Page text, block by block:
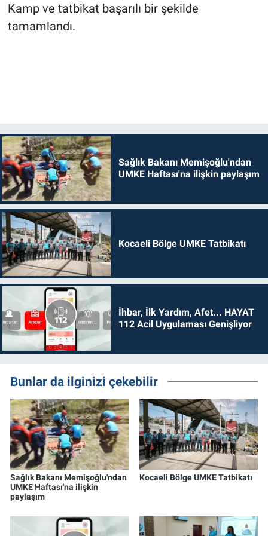
Kamp ve tatbikat başarılı bir şekilde
tamamlandı.
Sağlık Bakanı Memişoğlu'ndan
UMKE Haftası'na ilişkin paylaşım
Kocaeli Bölge UMKE Tatbikatı
İhbar, İlk Yardım, Afet... HAYAT
112 Acil Uygulaması Genişliyor
Bunlar da ilginizi çekebilir
Sağlık Bakanı Memişoğlu'ndan
UMKE Haftası'na ilişkin
paylaşım
Kocaeli Bölge UMKE Tatbikatı